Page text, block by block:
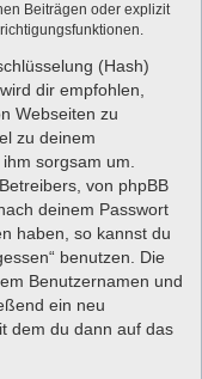
Beiträgen oder explizit
(Hash)
dir empfohlen,
Webseiten zu
zu deinem
sorgsam um.
von phpBB
deinem Passwort
haben, so kannst du
benutzen. Die
Benutzernamen und
ein neu
dem du dann auf das